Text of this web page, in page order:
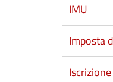
IMU
Imposta